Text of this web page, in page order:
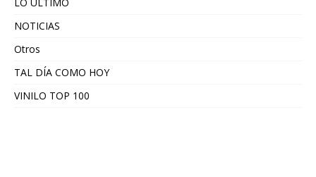
NOTICIAS
Otros
TAL DÍA COMO HOY
VINILO TOP 100